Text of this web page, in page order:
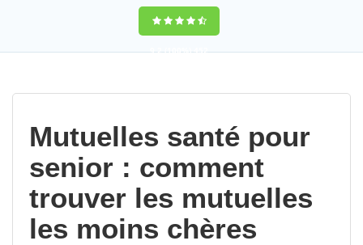
9,2(100%)452
Mutuelles santé pour
senior : comment
trouver les mutuelles
les moins chères